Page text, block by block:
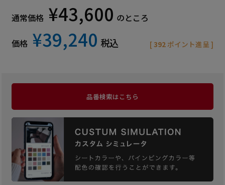
通常価格 ¥43,600 のところ
価格 ¥39,240 税込 [392 ポイント進呈 ]
品番検索はこちら